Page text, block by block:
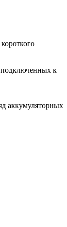
подключенных к
аккумуляторных